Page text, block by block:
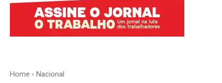
Home Nacional